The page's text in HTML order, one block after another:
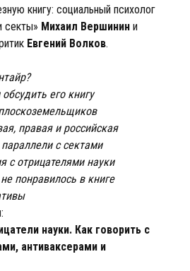
книгу: социальный психолог
секты» Михаил Вершинин и
Евгений Волков.
его книгу
правая и российская
с сектами
с отрицателями науки
понравилось в книге
науки. Как говорить с
антиваксерами и